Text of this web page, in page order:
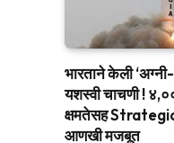
भारताने केली ‘अग्नी-
यशस्वी चाचणी !
क्षमतेसह
आणखी मजबूत